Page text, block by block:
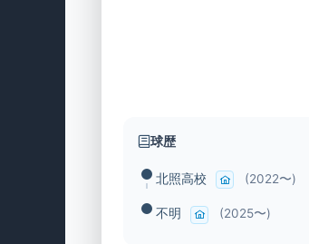
球歴
北照高校 (2022〜)
不明 (2025〜)